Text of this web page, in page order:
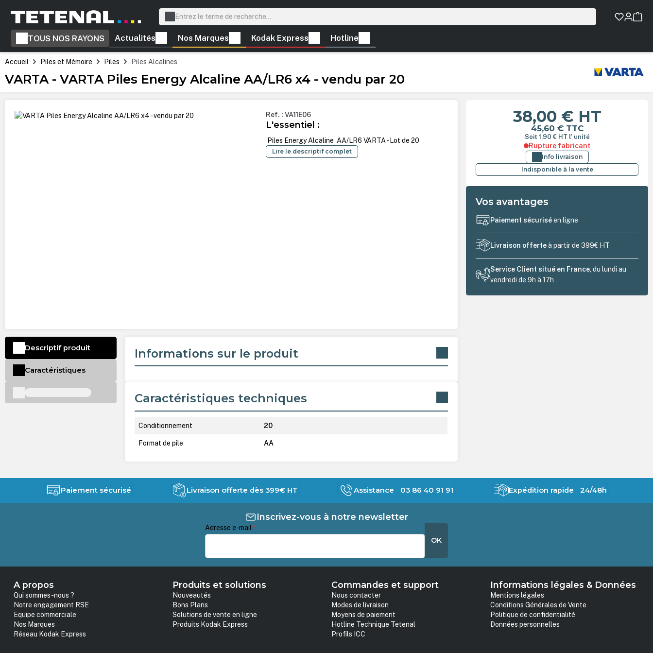
Passer à la navigation principale
TOUS NOS RAYONS Actualités Nos Marques Kodak Express Hotline
Accueil Piles et Mémoire Piles Piles Alcalines
VARTA - VARTA Piles Energy Alcaline AA/LR6 x4 - vendu par 20
Ignorer la galerie d'images Ref. : VA11E06
L'essentiel :
Piles Energy Alcaline AA/LR6 VARTA - Lot de 20
Lire le descriptif complet
38,00 € HT
45,60 € TTC
Soit 1,90 € HT l' unité
Rupture fabricant
Info livraison
Indisponible à la vente
Vos avantages
Paiement sécuriséen ligne
Livraison offerteà partir de 399€ HT
Service Client situé en France, du lundi au
vendredi de 9h à 17h
Informations sur le produit
Caractéristiques techniques
Conditionnement 20
Format de pile AA
Descriptif produit
Caractéristiques
Paiement sécurisé Livraison offerte dès 399€ HT Assistance 03 86 40 91 91 Expédition rapide 24/48h
Inscrivez-vous à notre newsletter
Adresse e-mail *
OK
A propos
Qui sommes-nous ?
Notre engagement RSE
Equipe commerciale
Nos Marques
Réseau Kodak Express
Produits et solutions
Nouveautés
Bons Plans
Solutions de vente en ligne
Produits Kodak Express
Commandes et support
Nous contacter
Modes de livraison
Moyens de paiement
Hotline Technique Tetenal
Profils ICC
Informations légales & Données
Mentions légales
Conditions Générales de Vente
Politique de confidentialité
Données personnelles